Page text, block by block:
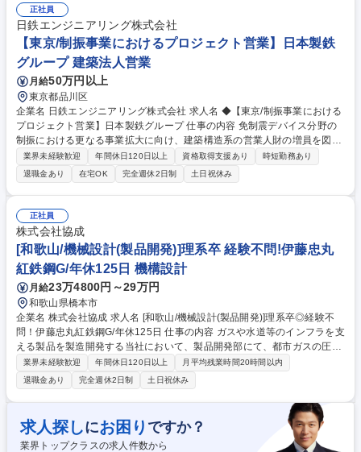
アンス維持活動・新規制対応に向けた体制基盤の構築【担当エリア】7割
は北米で中国、インド、ヨーロッパ、韓国エリアでの法規認証業務があり
ます。★産業用エンジン、乗用車・トラックメーカでの製品開発経験、認
証当局や業界団体での折衝経験をお持ちの方はご経験が活かせます！ 募集
職種 【法規認証/滋賀】管理職候補/産業機械用パワーソースに関する排ガ
ス法規対応
正社員
日鉄エンジニアリング株式会社
【東京/制振事業におけるプロジェクト営業】日本製鉄
グループ 建築法人営業
月給50万円以上
東京都品川区
企業名 日鉄エンジニアリング株式会社 求人名 ◆【東京/制振事業における
プロジェクト営業】日本製鉄グループ 仕事の内容 免制震デバイス分野の
制振における更なる事業拡大に向け、建築構造系の営業人財の増員を図る
ため、プロジェクト営業を増員募集します。主に、ゼネコンや設計事務所
(建築構造設計者)を顧客として、制振案件に係る ニーズの掘り起こしを行
います。顧客に対して当社の制振商品を営業し、技術支援を通じたスペッ
クインまで実施、最終的に受注に結びつけていただきます。 【魅力】当社
のテクノロジーを建物に使用いただくことで国土強靭化、安全・安心な社
会基盤作りに貢献することができます。商品採用に際し、必要とされる技
術・設計支援を顧客に対し営業するなかで、構造技術に関するスキルや知
見を深めることができます。 募集職種 ◆【東京/制振事業におけるプロジ
ェクト営業】日本製鉄グループ
業界未経験歓迎 年間休日120日以上 資格取得支援あり
時短勤務あり
退職金あり
在宅OK 完全週休2日制 土日祝休み
正社員
株式会社協成
[和歌山/機械設計(製品開発)]理系卒 経験不問!伊藤忠丸
紅鉄鋼G/年休125日 機構設計
月給23万4800円～29万円
和歌山県橋本市
企業名 株式会社協成 求人名 [和歌山/機械設計(製品開発)]理系卒◎経験不
問！伊藤忠丸紅鉄鋼G/年休125日 仕事の内容 ガスや水道等のインフラを支
える製品を製造開発する当社において、製品開発部にて、都市ガスの圧力
を調整する整圧器(バルブ・ガバナ)の機械設計や開発をご担当頂きます。
【詳細】既存製品の改良だけでなく行く行くは新規開発にも携わっていた
だくことが可能です。 社内でしっかり教育をいたしますので設計開発、機
械設計が未経験の方も歓迎しております！ 【業務内容の変更の範囲：会社
の定める業務】 募集職種 [和歌山/機械設計(製品開発)]理系卒◎経験不問！
伊藤忠丸紅鉄鋼G/年休125日
業界未経験歓迎 年間休日120日以上
月平均残業時間20時間以内
退職金あり
完全週休2日制 土日祝休み
求人探しにお困り ですか？
業界トップクラスの求人件数から